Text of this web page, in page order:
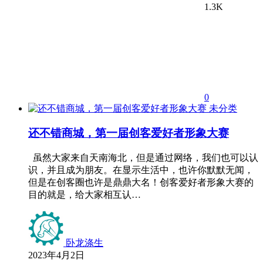
1.3K
0
未分类
还不错商城，第一届创客爱好者形象大赛
虽然大家来自天南海北，但是通过网络，我们也可以认
识，并且成为朋友。在显示生活中，也许你默默无闻，
但是在创客圈也许是鼎鼎大名！创客爱好者形象大赛的
目的就是，给大家相互认…
卧龙涤生
2023年4月2日